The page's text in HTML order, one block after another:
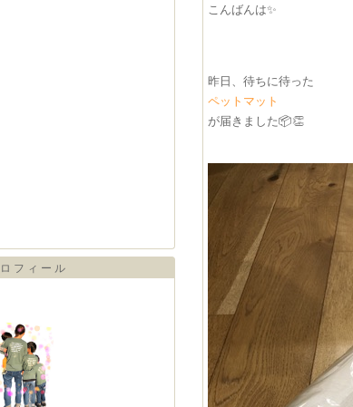
フィール
こんばんは✨
昨日、待ちに待った
ペットマット
が届きました📦👏